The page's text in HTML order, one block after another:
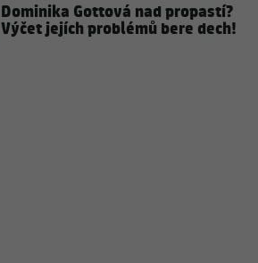
Dominika Gottová nad propastí?
Výčet jejích problémů bere dech!